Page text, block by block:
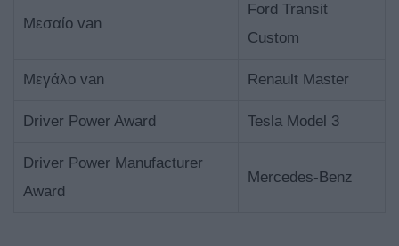
Μεσαίο van
Ford Transit
Custom
Μεγάλο van Renault Master
Driver Power Award Tesla Model 3
Driver Power Manufacturer
Award
Mercedes-Benz